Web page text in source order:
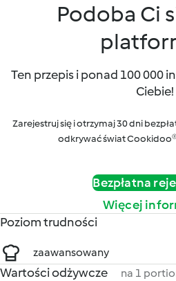
Podoba Ci
Ten przepis i ponad 100 000
Ciebie!
Zarejestruj się i otrzymaj 30 dni
odkrywać świat
Bezpłatna
Więcej
Poziom trudności
zaawansowany
Wartości odżywcze na 1